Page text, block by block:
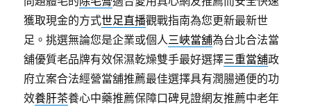
獲取現金的方式世足直播觀戰指南為您更新最新世
足。挑選無論您是企業或個人三峽當舖為台北合法當
舖優質老品牌有效保濕乾燥雙手最好選擇三重當舖政
府立案合法經營當舖推薦最佳選擇具有潤腸通便的功
效養肝茶養心中藥推薦保障口碑見證網友推薦中老年